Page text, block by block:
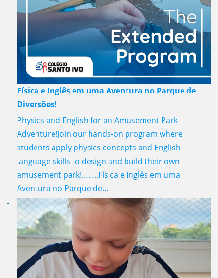
Física e Inglês em uma Aventura no Parque de
Diversões!
Physics and English for an Amusement Park
Adventure!Join our hands-on program where
students apply physics concepts and English
language skills to design and build their own
amusement park!……..Física e Inglês em uma
Aventura no Parque de...